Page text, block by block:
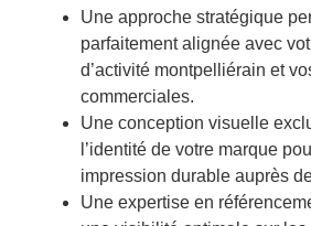
Une approche stratégique
parfaitement alignée avec
d’activité montpelliérain et
commerciales.
Une conception visuelle
l’identité de votre marque
impression durable auprès
Une expertise en